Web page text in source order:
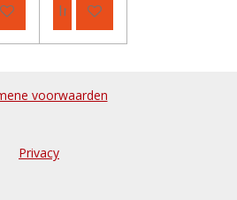
In winkelwagen
voorwaarden
Privacy